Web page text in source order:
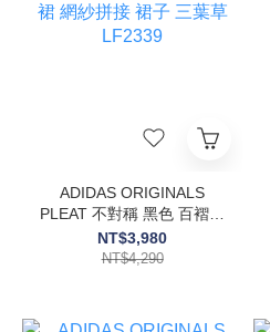
ADIDAS ORIGINALS
PLEAT 不對稱 黑色 百褶長
裙 網紗拼接 裙子 三葉草
LF2339
NT$3,980
NT$4,290